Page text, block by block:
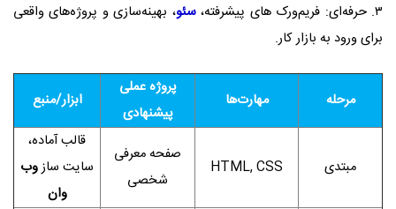
۳. حرفه‌ای: فریم‌ورک‌ های پیشرفته،
سئو، بهینه‌سازی و پروژه‌های واقعی
برای ورود به بازار کار.
مرحله مهارت‌ها
پروژه عملی
پیشنهادی
ابزار/منبع
مبتدی HTML, CSS
صفحه معرفی
شخصی
قالب آماده،
سایت‌ سازوب
وان